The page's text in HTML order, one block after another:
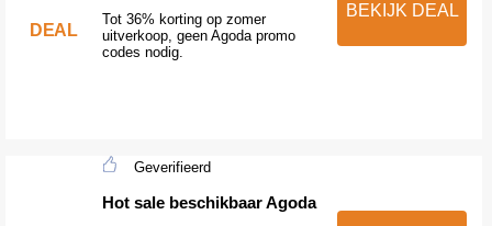
DEAL
Tot 36% korting op zomer
uitverkoop, geen Agoda promo
codes nodig.
BEKIJK DEAL
Geverifieerd
Hot sale beschikbaar Agoda